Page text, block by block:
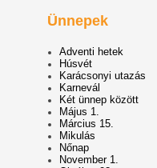
Ünnepek
Adventi hetek
Húsvét
Karácsonyi utazás
Karnevál
Két ünnep között
Május 1.
Március 15.
Mikulás
Nőnap
November 1.